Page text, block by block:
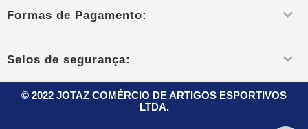
Formas de Pagamento:
Selos de segurança:
© 2022 JOTAZ COMÉRCIO DE ARTIGOS ESPORTIVOS
LTDA.